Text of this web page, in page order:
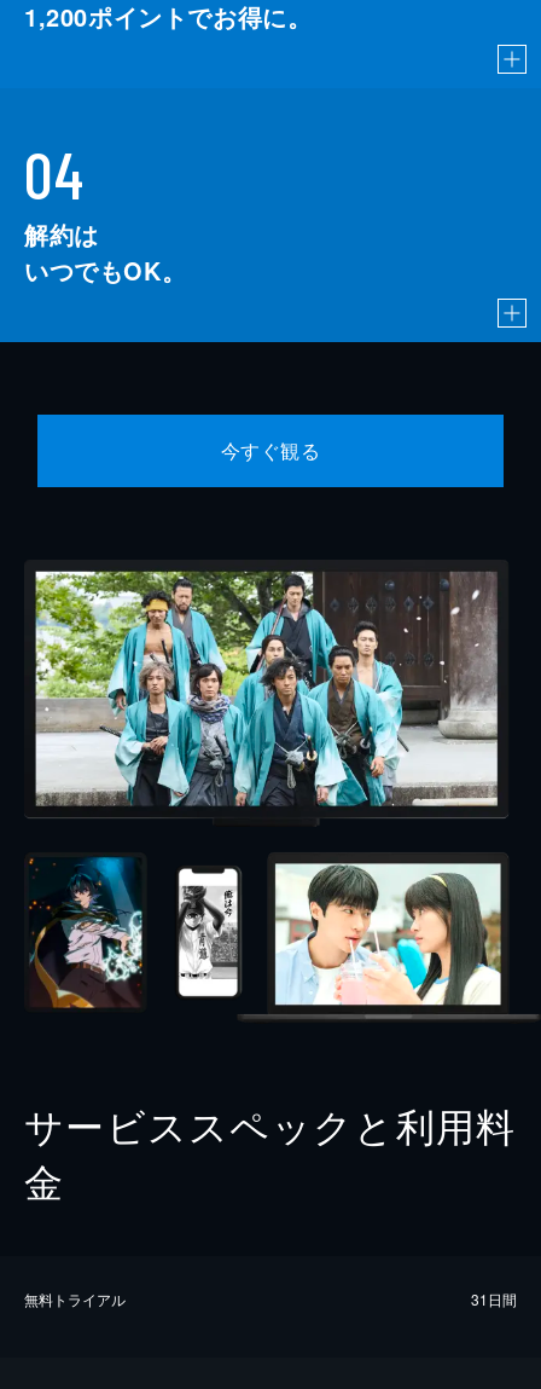
1,200ポイントでお得に。
04
解約は
いつでもOK。
今すぐ観る
サービススペックと利用料
金
無料トライアル 31日間